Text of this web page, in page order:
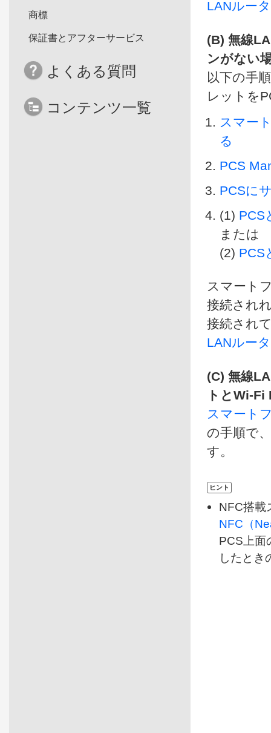
商標
保証書とアフターサービス
よくある質問
コンテンツ一覧
LANルー
(B) 無線
ンがない
以下の手
レットを
スマー
る
PCS
PCSに
(1) PCS
または
(2) PCS
スマート
接続され
接続され
LANルー
(C) 無線
トとWi-
スマート
の手順で
す。
ヒント
NFC搭載
NFC（
PCS上面
したと